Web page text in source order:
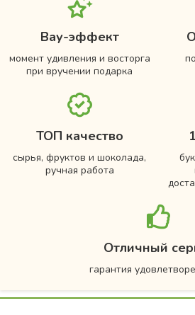
Вау-эффект
момент удивления и восторга
при вручении подарка
ТОП качество
сырья, фруктов и шоколада,
ручная работа
Отличный
гарантия